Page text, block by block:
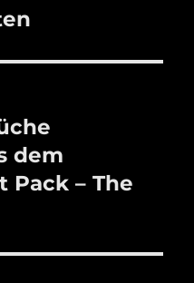
dem
Pack – The